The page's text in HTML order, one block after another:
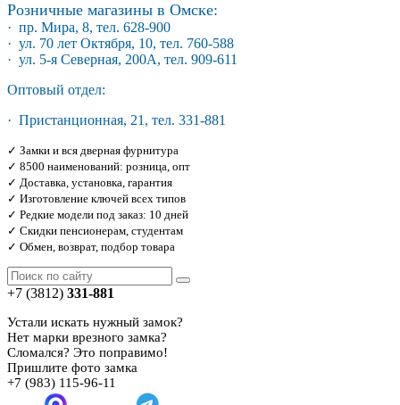
Розничные магазины в Омске:
· пр. Мира, 8, тел. 628-900
· ул. 70 лет Октября, 10, тел. 760-588
· ул. 5-я Северная, 200А, тел. 909-611
Оптовый отдел:
· Пристанционная, 21, тел. 331-881
✓ Замки и вся дверная фурнитура
✓ 8500 наименований: розница, опт
✓ Доставка, установка, гарантия
✓ Изготовление ключей всех типов
✓ Редкие модели под заказ: 10 дней
✓ Скидки пенсионерам, студентам
✓ Обмен, возврат, подбор товара
+7 (3812) 331-881
Устали искать нужный замок?
Нет марки врезного замка?
Сломался? Это поправимо!
Пришлите фото замка
+7 (983) 115-96-11